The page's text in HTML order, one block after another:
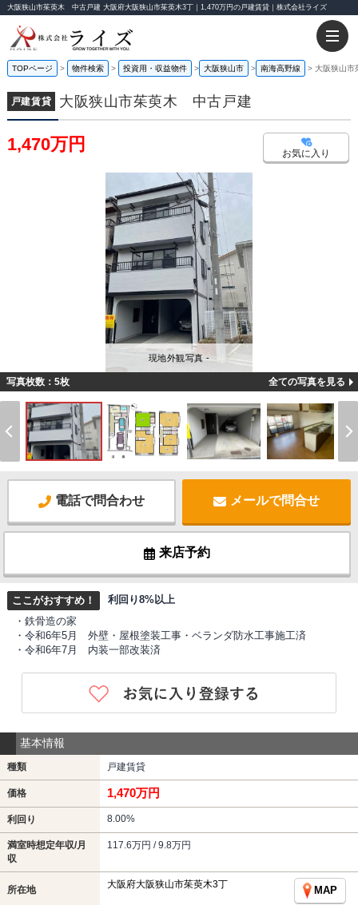
大阪狭山市茱萸木 中古戸建 大阪府大阪狭山市茱萸木3丁｜1,470万円の戸建賃貸｜株式会社ライズ
TOPページ 物件検索 投資用・収益物件 大阪狭山市 南海高野線 大阪狭山
戸建賃貸 大阪狭山市茱萸木 中古戸建
1,470万円 お気に入り
現地外観写真 -
写真枚数：5枚 全ての写真を見る
電話で問合わせ メールで問合せ
来店予約
ここがおすすめ！
利回り8%以上
・鉄骨造の家
・令和6年5月 外壁・屋根塗装工事・ベランダ防水工事施工済
・令和6年7月 内装一部改装済
基本情報
種類 戸建賃貸
価格 1,470万円
利回り 8.00%
満室時想定年収/月
収
117.6万円 / 9.8万円
所在地 大阪府大阪狭山市茱萸木3丁
MAP